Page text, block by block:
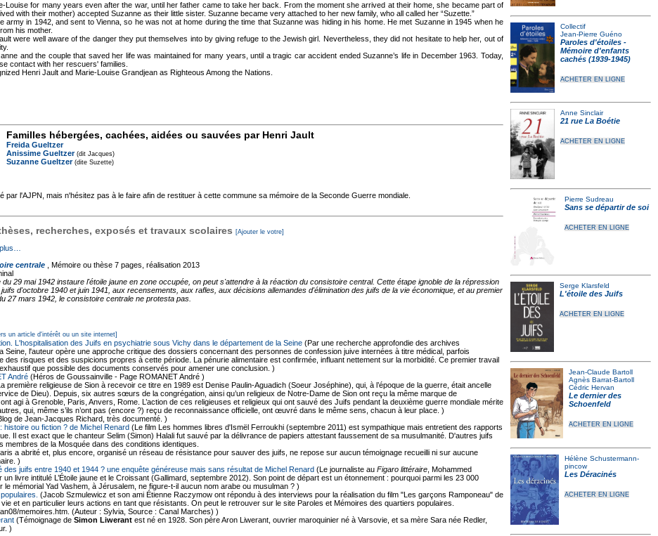
Collectif
Jean-Pierre Guéno
Paroles d'étoiles -
Mémoire d'enfants
cachés (1939-1945)
ACHETER EN LIGNE
Anne Sinclair
21 rue La Boétie
ACHETER EN LIGNE
Pierre Sudreau
Sans se départir de soi
ACHETER EN LIGNE
Serge Klarsfeld
L'étoile des Juifs
ACHETER EN LIGNE
Jean-Claude Bartoll
Agnès Barrat-Bartoll
Cédric Hervan
Le dernier des
Schoenfeld
ACHETER EN LIGNE
Hélène Schustermann-
pincow
Les Déracinés
ACHETER EN LIGNE
Louise for many years even after the war, until her father came to take her back. From the moment she arrived at their home, she became part of
with their mother) accepted Suzanne as their little sister. Suzanne became very attached to her new family, who all called her “Suzette.”
army in 1942, and sent to Vienna, so he was not at home during the time that Suzanne was hiding in his home. He met Suzanne in 1945 when he
his mother.
were well aware of the danger they put themselves into by giving refuge to the Jewish girl. Nevertheless, they did not hesitate to help her, out of
and the couple that saved her life was maintained for many years, until a tragic car accident ended Suzanne’s life in December 1963. Today,
contact with her rescuers' families.
Henri Jault and Marie-Louise Grandjean as Righteous Among the Nations.
Familles hébergées, cachées, aidées ou sauvées par Henri Jault
Freida Gueltzer
Anissime Gueltzer (dit Jacques)
Suzanne Gueltzer (dite Suzette)
par l'AJPN, mais n'hésitez pas à le faire afin de restituer à cette commune sa mémoire de la Seconde Guerre mondiale.
recherches, exposés et travaux scolaires [Ajouter le votre]
centrale , Mémoire ou thèse 7 pages, réalisation 2013
29 mai 1942 instaure l'étoile jaune en zone occupée, on peut s'attendre à la réaction du consistoire central. Cette étape ignoble de la répression
d'octobre 1940 et juin 1941, aux recensements, aux rafles, aux décisions allemandes d'élimination des juifs de la vie économique, et au premier
27 mars 1942, le consistoire centrale ne protesta pas.
un article d'intérêt ou un site internet]
L'hospitalisation des Juifs en psychiatrie sous Vichy dans le département de la Seine (Par une recherche approfondie des archives
Seine, l'auteur opère une approche critique des dossiers concernant des personnes de confession juive internées à titre médical, parfois
des risques et des suspicions propres à cette période. La pénurie alimentaire est confirmée, influant nettement sur la morbidité. Ce premier travail
que possible des documents conservés pour amener une conclusion. )
André (Héros de Goussainville - Page ROMANET André )
première religieuse de Sion à recevoir ce titre en 1989 est Denise Paulin-Aguadich (Soeur Joséphine), qui, à l’époque de la guerre, était ancelle
de Dieu). Depuis, six autres sœurs de la congrégation, ainsi qu’un religieux de Notre-Dame de Sion ont reçu la même marque de
agi à Grenoble, Paris, Anvers, Rome. L’action de ces religieuses et religieux qui ont sauvé des Juifs pendant la deuxième guerre mondiale mérite
qui, même s’ils n’ont pas (encore ?) reçu de reconnaissance officielle, ont œuvré dans le même sens, chacun à leur place. )
de Jean-Jacques Richard, très documenté. )
ou fiction ? de Michel Renard (Le film Les hommes libres d'Ismël Ferroukhi (septembre 2011) est sympathique mais entretient des rapports
Il est exact que le chanteur Selim (Simon) Halali fut sauvé par la délivrance de papiers attestant faussement de sa musulmanité. D'autres juifs
membres de la Mosquée dans des conditions identiques.
a abrité et, plus encore, organisé un réseau de résistance pour sauver des juifs, ne repose sur aucun témoignage recueilli ni sur aucune
)
juifs entre 1940 et 1944 ? une enquête généreuse mais sans résultat de Michel Renard (Le journaliste au Figaro littéraire , Mohammed
livre intitulé L’Étoile jaune et le Croissant (Gallimard, septembre 2012). Son point de départ est un étonnement : pourquoi parmi les 23 000
mémorial Yad Vashem, à Jérusalem, ne figure-t-il aucun nom arabe ou musulman ? )
(Jacob Szmulewicz et son ami Étienne Raczymow ont répondu à des interviews pour la réalisation du film "Les garçons Ramponeau" de
et en particulier leurs actions en tant que résistants. On peut le retrouver sur le site Paroles et Mémoires des quartiers populaires.
memoires.htm. (Auteur : Sylvia, Source : Canal Marches) )
(Témoignage de Simon Liwerant est né en 1928. Son père Aron Liwerant, ouvrier maroquinier né à Varsovie, et sa mère Sara née Redler,
)